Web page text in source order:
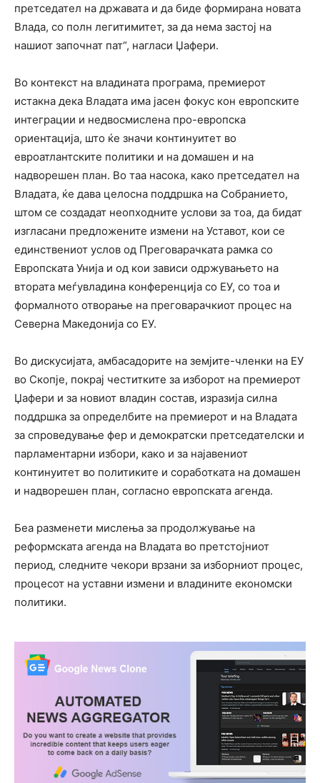
претседател на државата и да биде формирана новата
Влада, со полн легитимитет, за да нема застој на
нашиот започнат пат“, нагласи Џафери.
Во контекст на владината програма, премиерот
истакна дека Владата има јасен фокус кон европските
интеграции и недвосмислена про-европска
ориентација, што ќе значи континуитет во
евроатлантските политики и на домашен и на
надворешен план. Во таа насока, како претседател на
Владата, ќе дава целосна поддршка на Собранието,
штом се создадат неопходните услови за тоа, да бидат
изгласани предложените измени на Уставот, кои се
единствениот услов од Преговарачката рамка со
Европската Унија и од кои зависи одржувањето на
втората меѓувладина конференција со ЕУ, со тоа и
формалното отворање на преговарачкиот процес на
Северна Македонија со ЕУ.
Во дискусијата, амбасадорите на земјите-членки на ЕУ
во Скопје, покрај честитките за изборот на премиерот
Џафери и за новиот владин состав, изразија силна
поддршка за определбите на премиерот и на Владата
за спроведување фер и демократски претседателски и
парламентарни избори, како и за најавениот
континуитет во политиките и соработката на домашен
и надворешен план, согласно европската агенда.
Беа разменети мислења за продолжување на
реформската агенда на Владата во претстојниот
период, следните чекори врзани за изборниот процес,
процесот на уставни измени и владините економски
политики.